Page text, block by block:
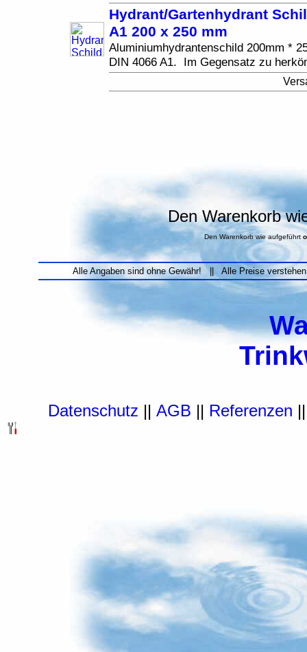
Hydrant/Gartenhydrant
A1 200 x 250 mm
Aluminiumhydrantenschild 200mm *
DIN 4066 A1. Im Gegensatz zu
Den Warenkorb
Den Warenkorb wie aufgeführt
Alle Angaben sind ohne Gewähr! || Alle Preise
Datenschutz || AGB || Referenzen